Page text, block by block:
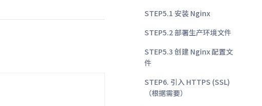
STEP5.1 安装 Nginx
STEP5.2 部署生产环境文件
STEP5.3 创建 Nginx 配置文
件
STEP6. 引入 HTTPS (SSL)
（根据需要）